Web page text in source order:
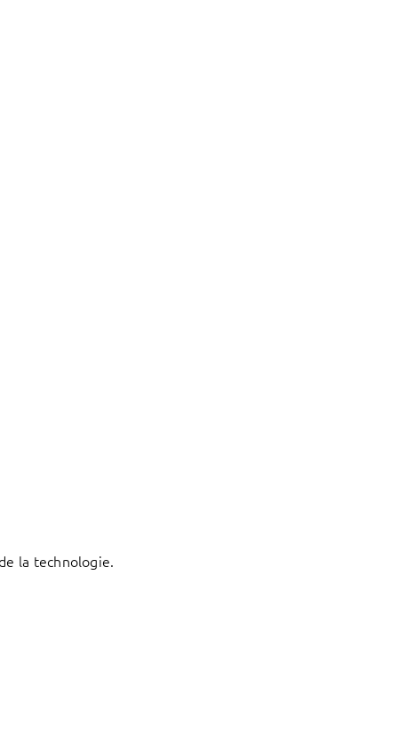
la technologie.